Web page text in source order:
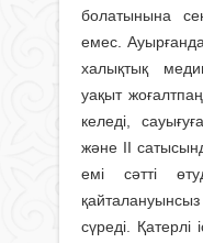
болатынына
емес.
халықтық
уақыт
келеді,
және ІІ
емі сәтті
сүреді. Қатерлі